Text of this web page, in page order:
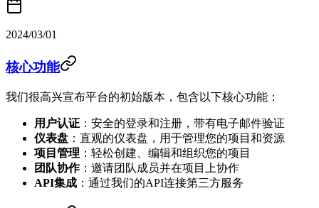
2024/03/01
核心功能
我们很高兴宣布平台的初始版本，包含以下核心功能：
用户认证 ：安全的登录和注册，带有电子邮件验证
仪表盘 ：直观的仪表盘，用于管理您的项目和资源
项目管理 ：轻松创建、编辑和组织您的项目
团队协作：邀请团队成员并在项目上协作
API集成 ：通过我们的API连接第三方服务